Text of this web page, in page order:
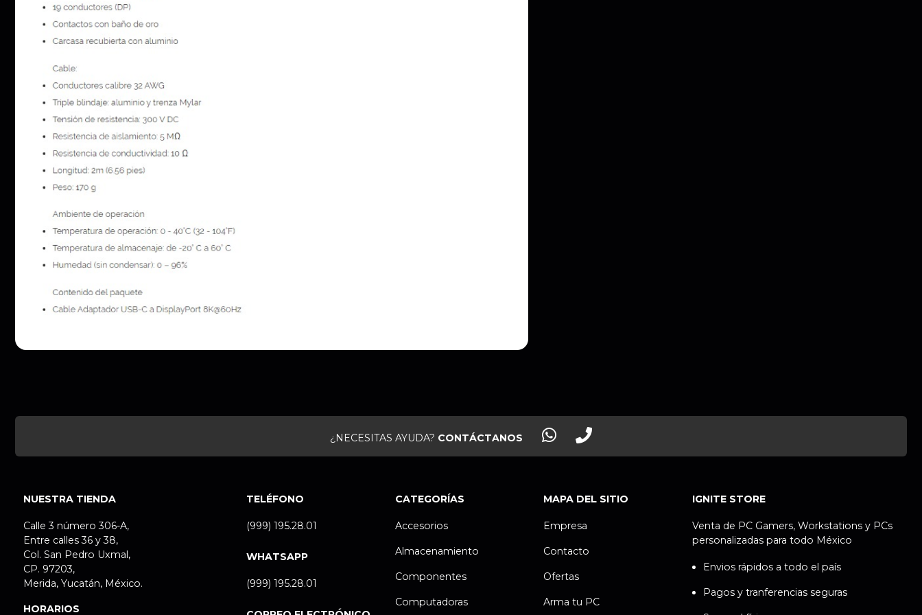
¿NECESITAS AYUDA? CONTÁCTANOS
NUESTRA TIENDA
Calle 3 número 306-A,
Entre calles 36 y 38,
Col. San Pedro Uxmal,
CP. 97203,
Merida, Yucatán, México.
HORARIOS
TELÉFONO
(999) 195.28.01
WHATSAPP
(999) 195.28.01
CATEGORÍAS
Accesorios
Almacenamiento
Componentes
Computadoras
MAPA DEL SITIO
Empresa
Contacto
Ofertas
Arma tu PC
IGNITE STORE
Venta de PC Gamers, Workstations y PCs
personalizadas para todo México
Envios rápidos a todo el país
Pagos y tranferencias seguras